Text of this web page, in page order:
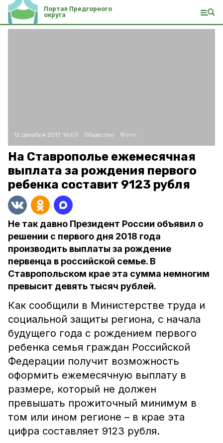
Портал Предгорного
округа
12 декабря 2017, 16:03 Общество Фото:
На Ставрополье ежемесячная
выплата за рождения первого
ребенка составит 9123 рубля
Не так давно Президент России объявил о
решении с первого дня 2018 года
производить выплаты за рождение
первенца в российской семье. В
Ставропольском крае эта сумма немногим
превысит девять тысяч рублей.
Как сообщили в Министерстве труда и
социальной защиты региона, с начала
будущего года с рождением первого
ребенка семья граждан Российской
Федерации получит возможность
оформить ежемесячную выплату в
размере, который не должен
превышать прожиточный минимум в
том или ином регионе – в крае эта
цифра составляет 9123 рубля.